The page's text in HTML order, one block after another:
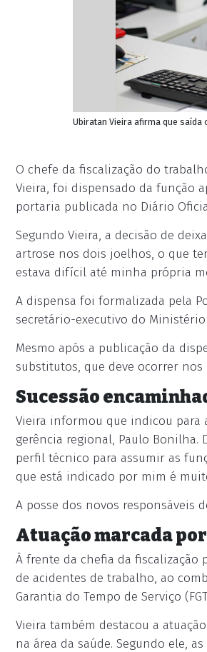
Ubiratan Vieira afirma que
O chefe da fiscalização do
Vieira, foi dispensado da função
portaria publicada no Diário
Segundo Vieira, a decisão de
artrose nos dois joelhos, o que
estava difícil até minha própria
A dispensa foi formalizada pela
secretário-executivo do Ministério
Mesmo após a publicação da
substitutos, que deve ocorrer nos
Sucessão
Vieira informou que indicou para
gerência regional, Paulo Bonilha.
perfil técnico para assumir as
que está indicado por mim é
A posse dos novos responsáveis
Atuação marcada
À frente da chefia da fiscalização
de acidentes de trabalho, ao
Garantia do Tempo de Serviço
Vieira também destacou a
na área da saúde. Segundo ele,